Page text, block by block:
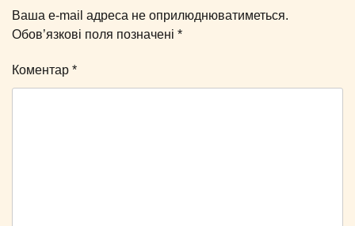
Ваша e-mail адреса не оприлюднюватиметься.
Обов’язкові поля позначені *
Коментар *